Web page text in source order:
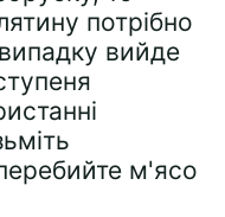
потрібно
вийде
м'ясо